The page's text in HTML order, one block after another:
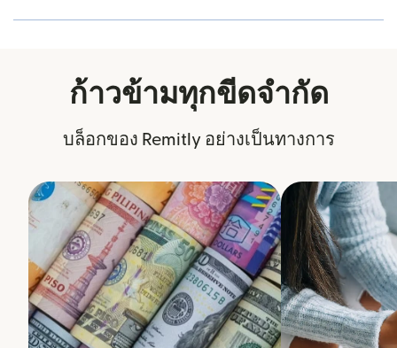
ก้าวข้ามทุกขีดจำกัด
บล็อกของ Remitly อย่างเป็นทางการ